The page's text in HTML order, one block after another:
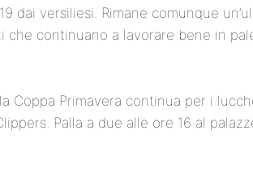
dai versiliesi. Rimane comunque
che continuano a lavorare bene in
Coppa Primavera continua per i
Palla a due alle ore 16 al